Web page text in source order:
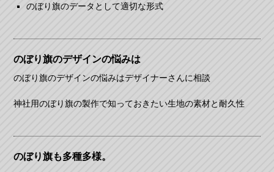
のぼり旗のデータとして適切な形式
のぼり旗のデザインの悩みは
のぼり旗のデザインの悩みはデザイナーさんに相談
神社用のぼり旗の製作で知っておきたい生地の素材と耐久性
のぼり旗も多種多様。